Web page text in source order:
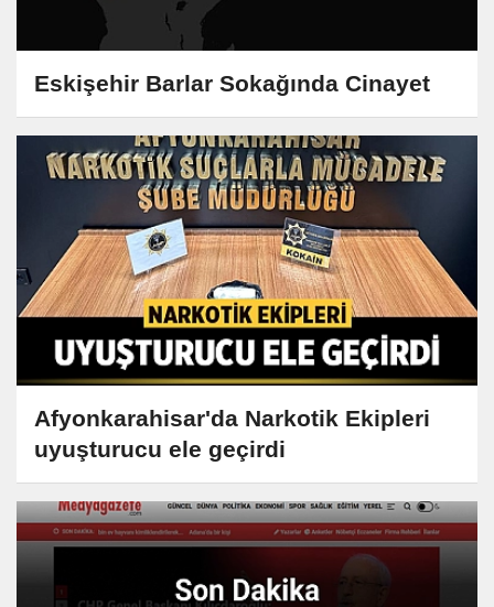
Eskişehir Barlar Sokağında Cinayet
Afyonkarahisar'da Narkotik Ekipleri
uyuşturucu ele geçirdi